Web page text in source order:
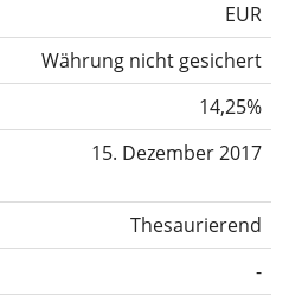
EUR
Währung nicht gesichert
14,25%
15. Dezember 2017
Thesaurierend
-